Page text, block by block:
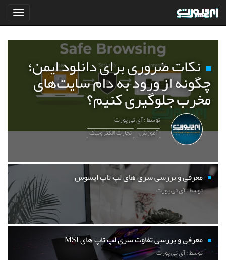
نکات ضروری برای دانلود ایمن؛
چگونه از ورود به دام سایت‌های
مخرب جلوگیری کنیم؟
توسط : آی تی پورت
آموزش تجارت الکترونیک
معرفی و بررسی سری های لپ تاپ ایسوس
توسط : آی تی پورت
معرفی و بررسی تفاوت سری لپ تاپ های MSI
توسط : آی تی پورت